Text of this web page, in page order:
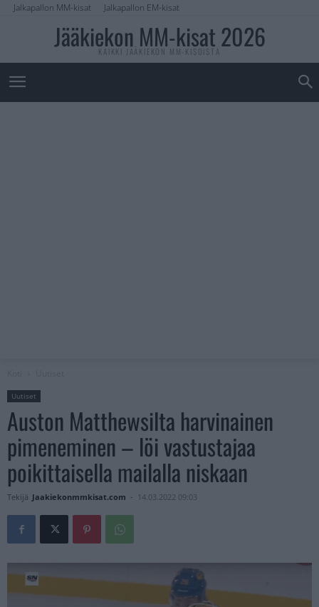
Jalkapallon MM-kisat Jalkapallon EM-kisat
Jääkiekon MM-kisat 2026
KAIKKI JÄÄKIEKON MM-KISOISTA
Uutiset
Auston Matthewsilta harvinainen
pimeneminen – löi vastustajaa
poikittaisella mailalla niskaan
Tekijä Jaakiekonmmkisat.com - 14.03.2022 09:03